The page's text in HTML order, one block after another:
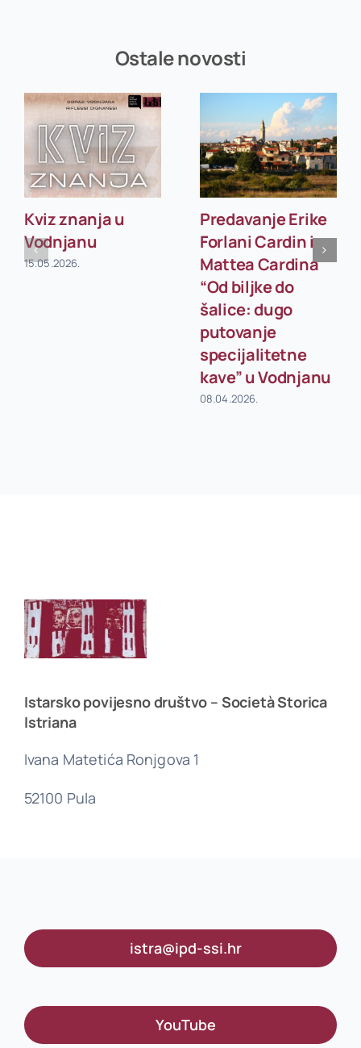
Ostale novosti
Kviz znanja u
Vodnjanu
15.05.2026.
Predavanje Erike
Forlani Cardin i
Mattea Cardina
“Od biljke do
šalice: dugo
putovanje
specijalitetne
kave” u Vodnjanu
08.04.2026.
Istarsko povijesno društvo – Società Storica
Istriana
Ivana Matetića Ronjgova 1
52100 Pula
istra@ipd-ssi.hr
YouTube